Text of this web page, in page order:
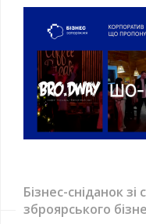
Бізнес-сніданок зі
зброярського